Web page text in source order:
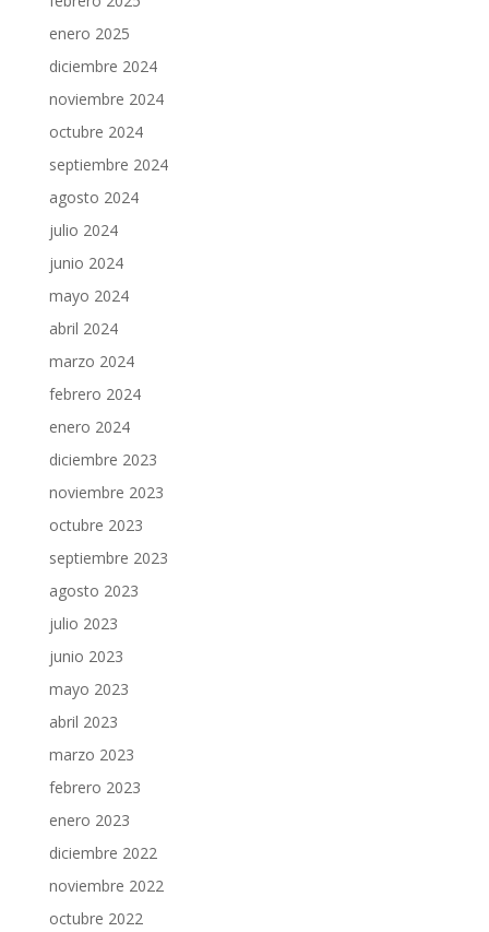
enero 2025
diciembre 2024
noviembre 2024
octubre 2024
septiembre 2024
agosto 2024
julio 2024
junio 2024
mayo 2024
abril 2024
marzo 2024
febrero 2024
enero 2024
diciembre 2023
noviembre 2023
octubre 2023
septiembre 2023
agosto 2023
julio 2023
junio 2023
mayo 2023
abril 2023
marzo 2023
febrero 2023
enero 2023
diciembre 2022
noviembre 2022
octubre 2022